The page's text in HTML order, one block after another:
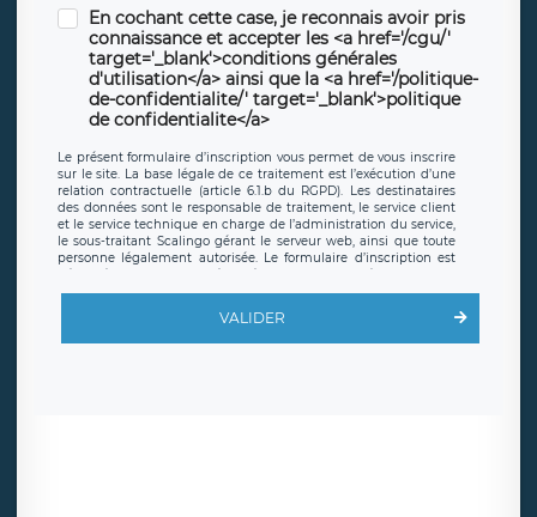
En cochant cette case, je reconnais avoir pris
connaissance et accepter les <a href='/cgu/'
target='_blank'>conditions générales
d'utilisation</a> ainsi que la <a href='/politique-
de-confidentialite/' target='_blank'>politique
de confidentialite</a>
Le présent formulaire d’inscription vous permet de vous inscrire
sur le site. La base légale de ce traitement est l’exécution d’une
relation contractuelle (article 6.1.b du RGPD). Les destinataires
des données sont le responsable de traitement, le service client
et le service technique en charge de l’administration du service,
le sous-traitant Scalingo gérant le serveur web, ainsi que toute
personne légalement autorisée. Le formulaire d’inscription est
hébergé sur un serveur hébergé par Scalingo, basé en France et
offrant desclauses de protection conformes au RGPD. Les
en sollicite la suppression, étant entendu que vous pouvez
demander la suppression de vos données et retirer votre
VALIDER